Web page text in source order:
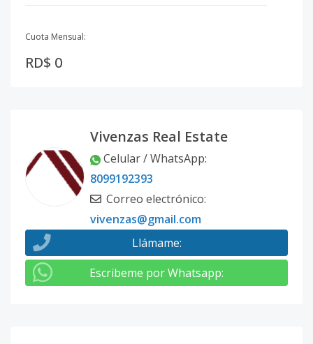
Cuota Mensual:
RD$ 0
Vivenzas Real Estate
Celular / WhatsApp:
8099192393
Correo electrónico:
vivenzas@gmail.com
Llámame:
Escribeme por Whatsapp: